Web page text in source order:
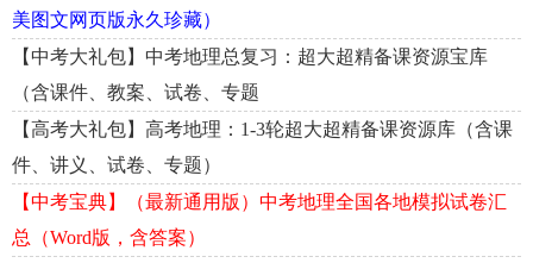
美图文网页版永久珍藏）
【中考大礼包】中考地理总复习：超大超精备课资源宝库
（含课件、教案、试卷、专题
【高考大礼包】高考地理：1-3轮超大超精备课资源库（含课
件、讲义、试卷、专题）
【中考宝典】（最新通用版）中考地理全国各地模拟试卷汇
总（Word版，含答案）